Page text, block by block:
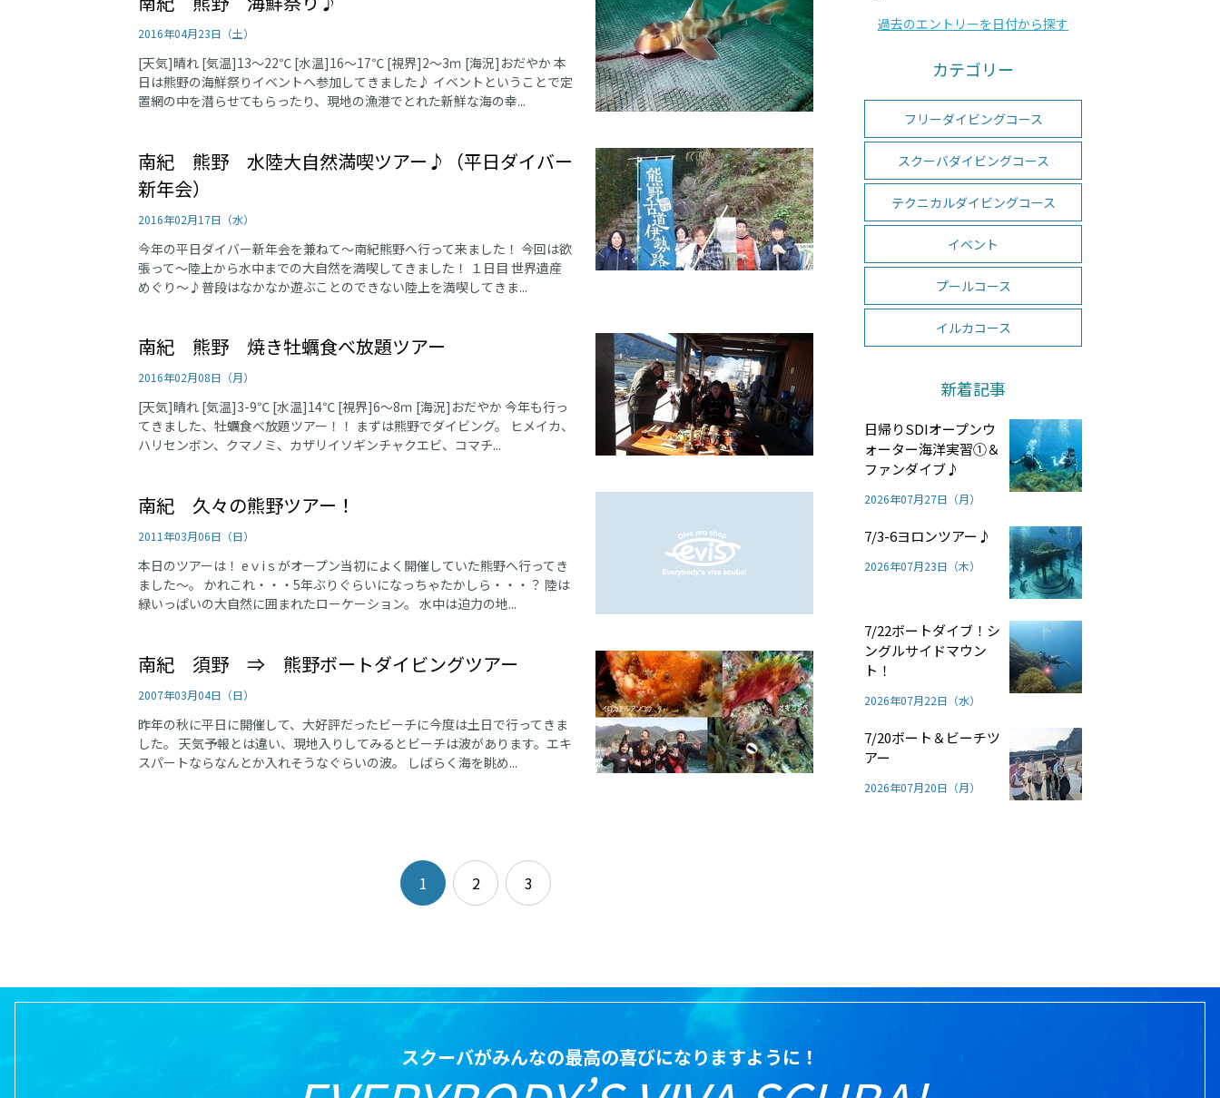
2016年04月23日（土）
[天気]晴れ [気温]13〜22℃ [水温]16～17℃ [視界]2〜3ｍ [海況]おだやか 本
日は熊野の海鮮祭りイベントへ参加してきました♪ イベントということで定
置網の中を潜らせてもらったり、現地の漁港でとれた新鮮な海の幸...
南紀 熊野 水陸大自然満喫ツアー♪（平日ダイバー
新年会）
2016年02月17日（水）
今年の平日ダイバー新年会を兼ねて～南紀熊野へ行って来ました！ 今回は欲
張って～陸上から水中までの大自然を満喫してきました！ １日目 世界遺産
めぐり～♪普段はなかなか遊ぶことのできない陸上を満喫してきま...
南紀 熊野 焼き牡蠣食べ放題ツアー
2016年02月08日（月）
[天気]晴れ [気温]3-9℃ [水温]14℃ [視界]6〜8ｍ [海況]おだやか 今年も行っ
てきました、牡蠣食べ放題ツアー！！ まずは熊野でダイビング。 ヒメイカ、
ハリセンボン、クマノミ、カザリイソギンチャクエビ、コマチ...
南紀 久々の熊野ツアー！
2011年03月06日（日）
本日のツアーは！ eｖiｓがオープン当初によく開催していた熊野へ行ってき
ました～。 かれこれ・・・5年ぶりぐらいになっちゃたかしら・・・？ 陸は
緑いっぱいの大自然に囲まれたローケーション。 水中は迫力の地...
南紀 須野 ⇒ 熊野ボートダイビングツアー
2007年03月04日（日）
昨年の秋に平日に開催して、大好評だったビーチに今度は土日で行ってきま
した。 天気予報とは違い、現地入りしてみるとビーチは波があります。エキ
スパートならなんとか入れそうなぐらいの波。 しばらく海を眺め...
1 2 3
過去のエントリーを日付から探す
カテゴリー
フリーダイビングコース
スクーバダイビングコース
テクニカルダイビングコース
イベント
プールコース
イルカコース
新着記事
日帰りSDIオープンウ
ォーター海洋実習①＆
ファンダイブ♪
2026年07月27日（月）
7/3-6ヨロンツアー♪
2026年07月23日（木）
7/22ボートダイブ！シ
ングルサイドマウン
ト！
2026年07月22日（水）
7/20ボート＆ビーチツ
アー
2026年07月20日（月）
スクーバがみんなの最高の喜びになりますように！